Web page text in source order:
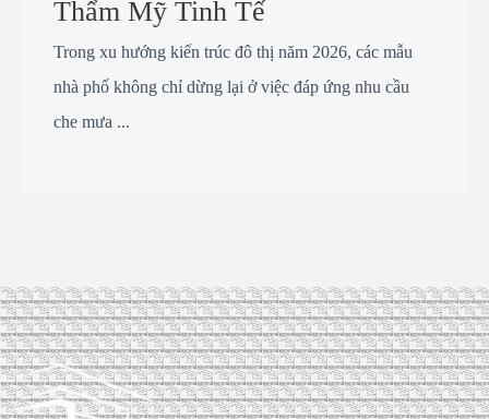
Thẩm Mỹ Tinh Tế
Trong xu hướng kiến trúc đô thị năm 2026, các mẫu
nhà phố không chỉ dừng lại ở việc đáp ứng nhu cầu
che mưa ...